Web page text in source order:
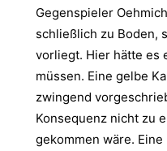
Gegenspieler
schließlich zu Boden,
vorliegt. Hier hätte es
müssen. Eine gelbe
zwingend
Konsequenz nicht zu
gekommen wäre. Eine